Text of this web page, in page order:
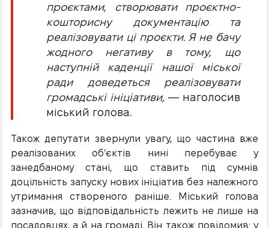
проєктами, створювати проєктно-
кошторисну документацію та
реалізовувати ці проєкти. Я не бачу
жодного негативу в тому, що
наступній каденції нашої міської
ради доведеться реалізовувати
громадські ініціативи, — наголосив
міський голова.
Також депутати звернули увагу, що частина вже
реалізованих об’єктів нині перебуває у
занедбаному стані, що ставить під сумнів
доцільність запуску нових ініціатив без належного
утримання створеного раніше. Міський голова
зазначив, що відповідальність лежить не лише на
посадовцях, а й на громаді. Він також повідомив: у